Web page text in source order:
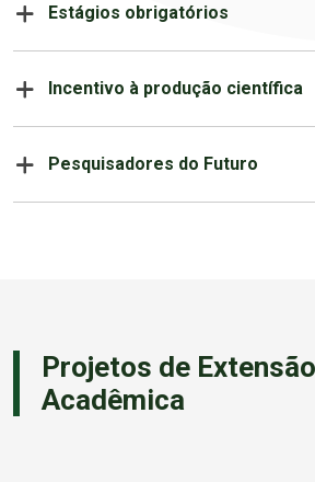
Estágios obrigatórios
Incentivo à produção científica
Pesquisadores do Futuro
Projetos de
Acadêmica